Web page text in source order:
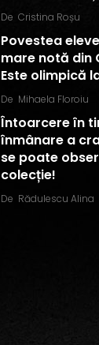
De Cristina Roșu
Povestea
mare notă din
Este olimpică
De Mihaela Floroiu
Întoarcere în
înmânare a
se poate
colecție!
De Rădulescu Alina